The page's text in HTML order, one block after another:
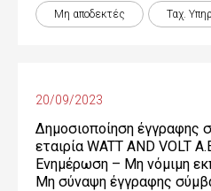
Μη αποδεκτές Ταχ.
20/09/2023
Δημοσιοποίηση έγγραφης
εταιρία WATT AND VOLT
Ενημέρωση – Μη νόμιμη
Μη σύναψη έγγραφης